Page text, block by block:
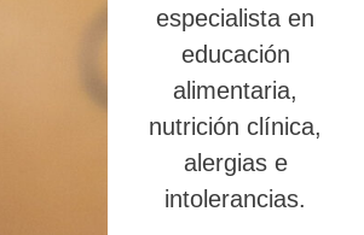
especialista en
educación
alimentaria,
nutrición clínica,
alergias e
intolerancias.